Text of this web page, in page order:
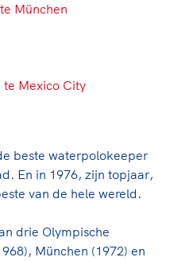
München
te Mexico City
beste waterpolokeeper
En in 1976, zijn topjaar,
van de hele wereld.
drie Olympische
München (1972) en